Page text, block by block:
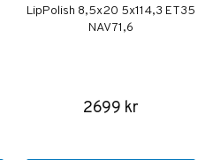
LipPolish 8,5x20 5x114,3 ET35
NAV 71,6
2699 kr